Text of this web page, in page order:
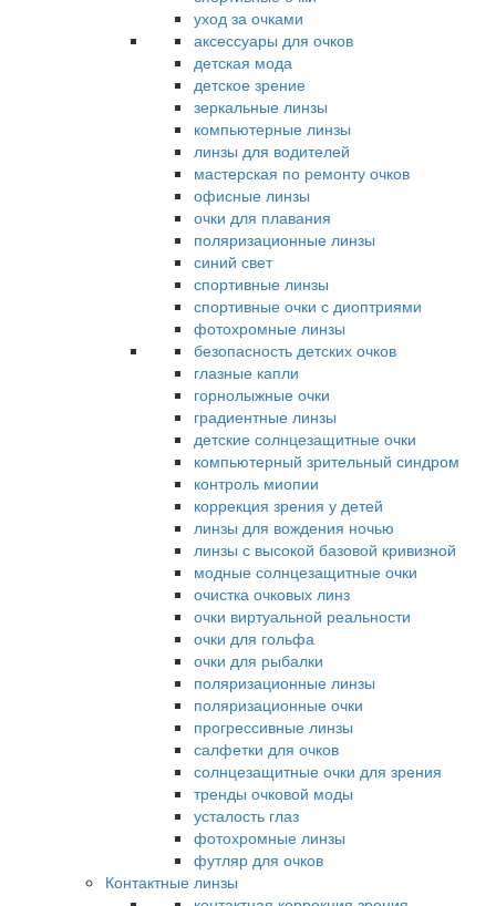
уход за очками
аксессуары для очков
детская мода
детское зрение
зеркальные линзы
компьютерные линзы
линзы для водителей
мастерская по ремонту очков
офисные линзы
очки для плавания
поляризационные линзы
синий свет
спортивные линзы
спортивные очки с диоптриями
фотохромные линзы
безопасность детских очков
глазные капли
горнолыжные очки
градиентные линзы
детские солнцезащитные очки
компьютерный зрительный синдром
контроль миопии
коррекция зрения у детей
линзы для вождения ночью
линзы с высокой базовой кривизной
модные солнцезащитные очки
очистка очковых линз
очки виртуальной реальности
очки для гольфа
очки для рыбалки
поляризационные линзы
поляризационные очки
прогрессивные линзы
салфетки для очков
солнцезащитные очки для зрения
тренды очковой моды
усталость глаз
фотохромные линзы
футляр для очков
Контактные линзы